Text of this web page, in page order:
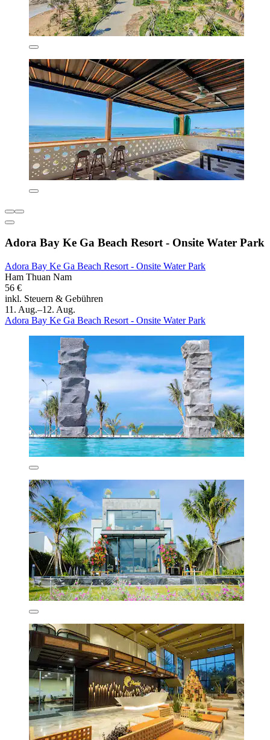
Adora Bay Ke Ga Beach Resort - Onsite Water Park
Adora Bay Ke Ga Beach Resort - Onsite Water Park
Ham Thuan Nam
56 €
inkl. Steuern & Gebühren
11. Aug.–12. Aug.
Adora Bay Ke Ga Beach Resort - Onsite Water Park